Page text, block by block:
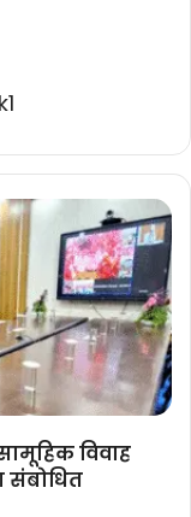
विवाह
संबोधित